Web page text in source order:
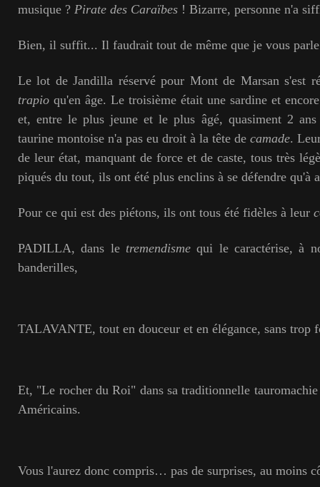
musique ? Pirate des Caraïbes ! Bizarre, personne n'a
Bien, il suffit... Il faudrait tout de même que je vous
Le lot de Jandilla réservé pour Mont de Marsan s'est
trapio qu'en âge. Le troisième était une sardine et
et, entre le plus jeune et le plus âgé, quasiment 2
taurine montoise n'a pas eu droit à la tête de camade.
de leur état, manquant de force et de caste, tous très
piqués du tout, ils ont été plus enclins à se défendre qu'à
Pour ce qui est des piétons, ils ont tous été fidèles à leur
PADILLA, dans letremendisme qui le caractérise, à
banderilles,
TALAVANTE, tout en douceur et en élégance, sans trop
Et, "Le rocher du Roi" dans sa traditionnelle
Américains.
Vous l'aurez donc compris… pas de surprises, au moins